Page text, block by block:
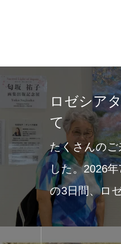
記念展を終え
りがとうございま
〜20日（月・祝）
展示室にて開催…